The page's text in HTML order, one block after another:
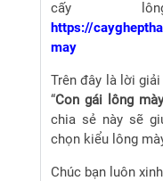
cấy
https://
may
Trên đây là lời
“Con gái lông
chia sẻ này sẽ
chọn kiểu lông
Chúc bạn luôn